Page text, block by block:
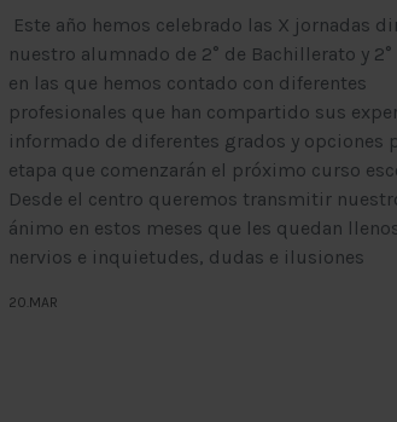
Este año hemos celebrado las X jornadas
nuestro alumnado de 2° de Bachillerato y 2°
en las que hemos contado con diferentes
profesionales que han compartido sus
informado de diferentes grados y opciones
etapa que comenzarán el próximo curso
Desde el centro queremos transmitir
ánimo en estos meses que les quedan
nervios e inquietudes, dudas e ilusiones
20.MAR